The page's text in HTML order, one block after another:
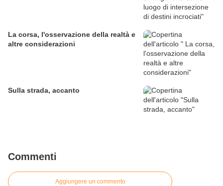
La corsa, l'osservazione della realtà e
altre considerazioni
Sulla strada, accanto
Commenti
Aggiungere un commento